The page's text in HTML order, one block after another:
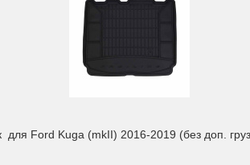
для Ford Kuga (mkII) 2016-2019 (без доп.